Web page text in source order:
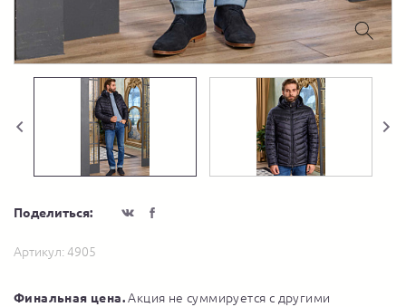
Поделиться:
Артикул: 4905
Финальная цена.Акция не суммируется с другими